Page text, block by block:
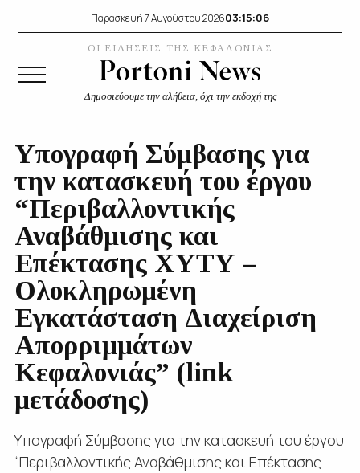
Παρασκευή 7 Αυγούστου 202603:15:07
ΟΙ ΕΙΔΗΣΕΙΣ ΤΗΣ ΚΕΦΑΛΟΝΙΑΣ
Δημοσιεύουμε την αλήθεια, όχι την εκδοχή της
Υπογραφή Σύμβασης για
την κατασκευή του έργου
“Περιβαλλοντικής
Αναβάθμισης και
Επέκτασης ΧΥΤΥ –
Ολοκληρωμένη
Εγκατάσταση Διαχείριση
Απορριμμάτων
Κεφαλονιάς” (link
μετάδοσης)
Υπογραφή Σύμβασης για την κατασκευή του έργου
“Περιβαλλοντικής Αναβάθμισης και Επέκτασης